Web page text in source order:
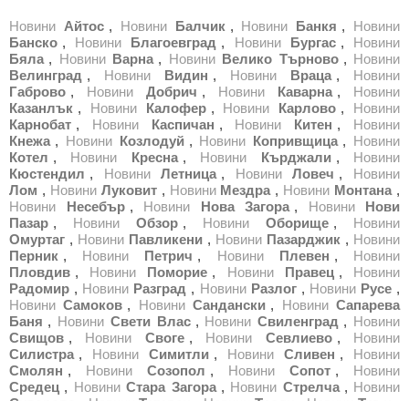
Новини Айтос , Новини Балчик , Новини Банкя , Новини
Банско , Новини Благоевград , Новини Бургас , Новини
Бяла , Новини Варна , Новини Велико Търново , Новини
Велинград , Новини Видин , Новини Враца , Новини
Габрово , Новини Добрич , Новини Каварна , Новини
Казанлък , Новини Калофер , Новини Карлово , Новини
Карнобат , Новини Каспичан , Новини Китен , Новини
Кнежа , Новини Козлодуй , Новини Копривщица , Новини
Котел , Новини Кресна , Новини Кърджали , Новини
Кюстендил , Новини Летница , Новини Ловеч , Новини
Лом , Новини Луковит , Новини Мездра , Новини Монтана ,
Новини
Несебър , Новини Нова Загора , Новини
Нови
Пазар , Новини Обзор , Новини Оборище , Новини
Омуртаг , Новини Павликени , Новини Пазарджик , Новини
Перник , Новини Петрич , Новини Плевен , Новини
Пловдив , Новини Поморие , Новини Правец , Новини
Радомир , Новини Разград , Новини Разлог , Новини Русе ,
Новини Самоков , Новини Сандански , Новини Сапарева
Баня , Новини Свети Влас , Новини Свиленград , Новини
Свищов , Новини Своге , Новини Севлиево , Новини
Силистра , Новини Симитли , Новини Сливен , Новини
Смолян , Новини Созопол , Новини Сопот , Новини
Средец , Новини Стара Загора , Новини Стрелча , Новини